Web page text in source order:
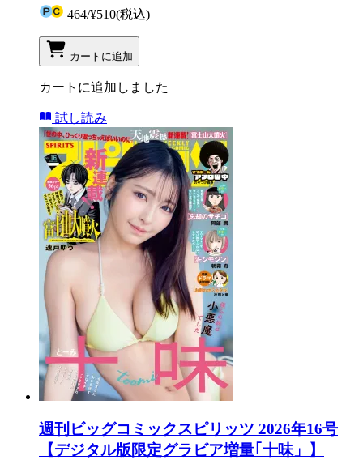
464/¥510(税込)
カートに追加
カートに追加しました
試し読み
週刊ビッグコミックスピリッツ 2026年16号
【デジタル版限定グラビア増量｢十味」】